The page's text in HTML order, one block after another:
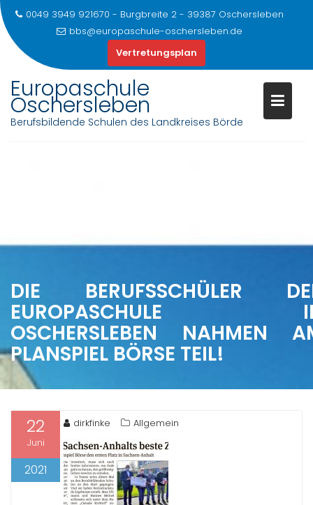
0049 3949 921670 - Burgbreite 2 - 39387 Oschersleben
bbs@europaschule-oschersleben.de
Vertretungsplan
Europaschule
Oschersleben
Berufsbildende Schulen des Landkreises Börde
DIE BERUFSSCHÜLER
EUROPASCHULE
OSCHERSLEBEN NAHMEN
PLANSPIEL BÖRSE TEIL!
22
Juni
2021
dirkfinke Allgemein